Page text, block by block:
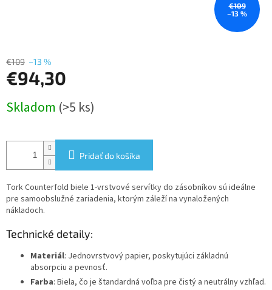
€109
–13 %
€109 –13 %
€94,30
cena:
Skladom (>5 ks)
Pridať do košíka
Tork Counterfold biele 1-vrstvové servítky do zásobníkov sú ideálne
pre samoobslužné zariadenia, ktorým záleží na vynaložených
nákladoch.
Technické detaily:
Materiál: Jednovrstvový papier, poskytujúci základnú
absorpciu a pevnosť.
Farba: Biela, čo je štandardná voľba pre čistý a neutrálny vzhľad.